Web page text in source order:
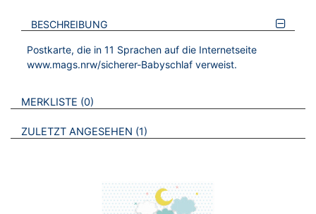
BESCHREIBUNG
Postkarte, die in 11 Sprachen auf die Internetseite
www.mags.nrw/sicherer-Babyschlaf verweist.
VERWEISE AUF VERMERKTE- ODER ZULETZT ANGESEHENE
MERKLISTE 0 BROSCHÜREN
ZULETZT ANGESEHEN 1 BROSCHÜREN